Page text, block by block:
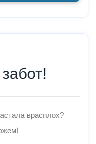
врасплох?